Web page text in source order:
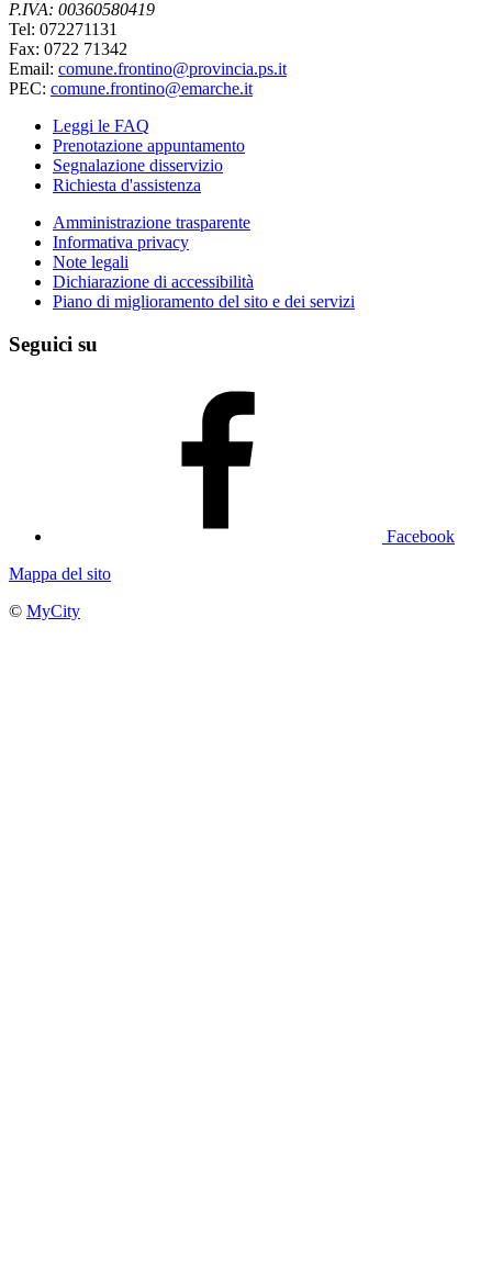
P.IVA: 00360580419
Tel: 072271131
Fax: 0722 71342
Email: comune.frontino@provincia.ps.it
PEC: comune.frontino@emarche.it
Leggi le FAQ
Prenotazione appuntamento
Segnalazione disservizio
Richiesta d'assistenza
Amministrazione trasparente
Informativa privacy
Note legali
Dichiarazione di accessibilità
Piano di miglioramento del sito e dei servizi
Seguici su
Facebook
Mappa del sito
© MyCity